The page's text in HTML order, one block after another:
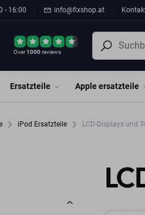
- 16:00 info@fixshop.at
Over1000reviews
Ersatzteile Apple ersatzteile
iPod Ersatzteile LCD-Displays und